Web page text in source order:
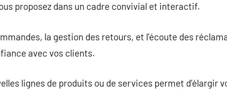
proposez dans un cadre convivial et interactif.
la gestion des retours, et l’écoute des
avec vos clients.
lignes de produits ou de services permet d’élargir